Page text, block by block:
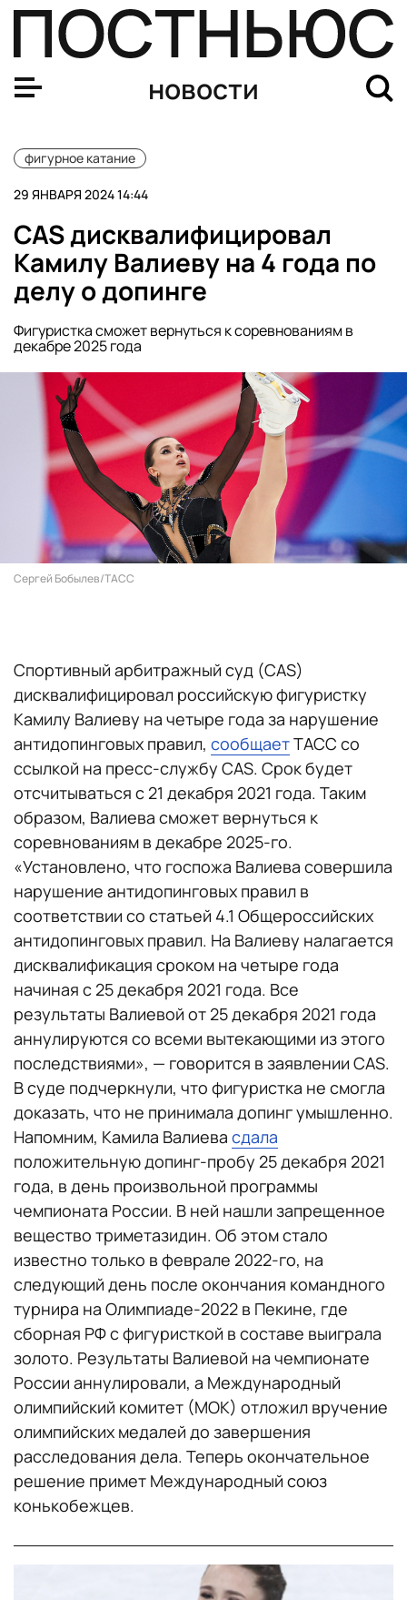
новости
фигурное катание
29 ЯНВАРЯ 2024 14:44
CAS дисквалифицировал
Камилу Валиеву на 4 года по
делу о допинге
Фигуристка сможет вернуться к соревнованиям в
декабре 2025 года
Сергей Бобылев/ТАСС
Спортивный арбитражный суд (CAS)
дисквалифицировал российскую фигуристку
Камилу Валиеву на четыре года за нарушение
антидопинговых правил, сообщаетТАСС со
ссылкой на пресс-службу CAS. Срок будет
отсчитываться с 21 декабря 2021 года. Таким
образом, Валиева сможет вернуться к
соревнованиям в декабре 2025-го.
«Установлено, что госпожа Валиева совершила
нарушение антидопинговых правил в
соответствии со статьей 4.1 Общероссийских
антидопинговых правил. На Валиеву налагается
дисквалификация сроком на четыре года
начиная с 25 декабря 2021 года. Все
результаты Валиевой от 25 декабря 2021 года
аннулируются со всеми вытекающими из этого
последствиями», — говорится в заявлении CAS.
В суде подчеркнули, что фигуристка не смогла
доказать, что не принимала допинг умышленно.
Напомним, Камила Валиева сдала
положительную допинг-пробу 25 декабря 2021
года, в день произвольной программы
чемпионата России. В ней нашли запрещенное
вещество триметазидин. Об этом стало
известно только в феврале 2022-го, на
следующий день после окончания командного
турнира на Олимпиаде-2022 в Пекине, где
сборная РФ с фигуристкой в составе выиграла
золото. Результаты Валиевой на чемпионате
России аннулировали, а Международный
олимпийский комитет (МОК) отложил вручение
олимпийских медалей до завершения
расследования дела. Теперь окончательное
решение примет Международный союз
конькобежцев.
Бритни Спирс попросила прощения у Джастина